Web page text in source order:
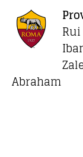
Abraham